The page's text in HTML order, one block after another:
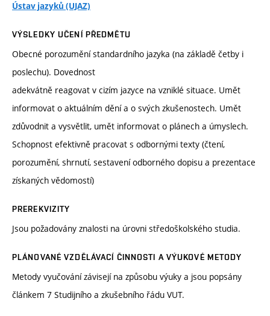
Ústav jazyků (UJAZ)
VÝSLEDKY UČENÍ PŘEDMĚTU
Obecné porozumění standardního jazyka (na základě četby i
poslechu). Dovednost
adekvátně reagovat v cizím jazyce na vzniklé situace. Umět
informovat o aktuálním dění a o svých zkušenostech. Umět
zdůvodnit a vysvětlit, umět informovat o plánech a úmyslech.
Schopnost efektivně pracovat s odbornými texty (čtení,
porozumění, shrnutí, sestavení odborného dopisu a prezentace
získaných vědomostí)
PREREKVIZITY
Jsou požadovány znalosti na úrovni středoškolského studia.
PLÁNOVANÉ VZDĚLÁVACÍ ČINNOSTI A VÝUKOVÉ METODY
Metody vyučování závisejí na způsobu výuky a jsou popsány
článkem 7 Studijního a zkušebního řádu VUT.